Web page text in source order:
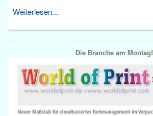
Weiterlesen...
Die Branche am Montag!